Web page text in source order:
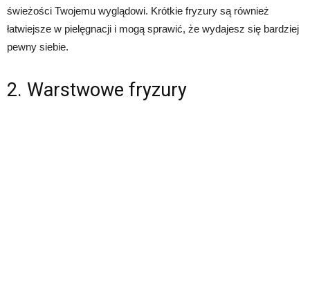
świeżości Twojemu wyglądowi. Krótkie fryzury są również
łatwiejsze w pielęgnacji i mogą sprawić, że wydajesz się bardziej
pewny siebie.
2. Warstwowe fryzury